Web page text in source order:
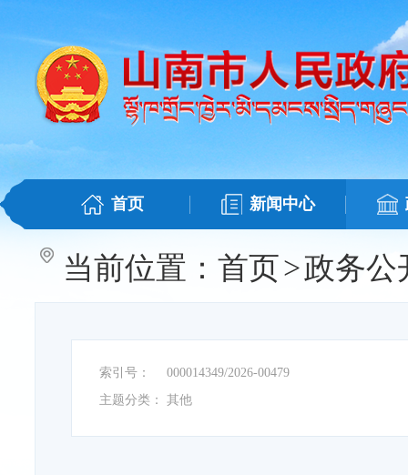
首页 新闻中心
当前位置： 首页>政务公
索引号：
000014349/2026-00479
主题分类：
其他